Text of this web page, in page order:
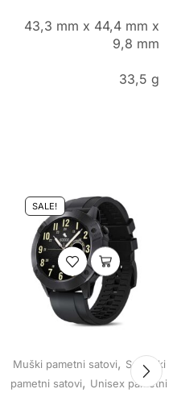
43,3 mm x 44,4 mm x
9,8 mm
33,5 g
SALE!
Muški pametni satovi, Sportski
pametni satovi, Unisex pametni